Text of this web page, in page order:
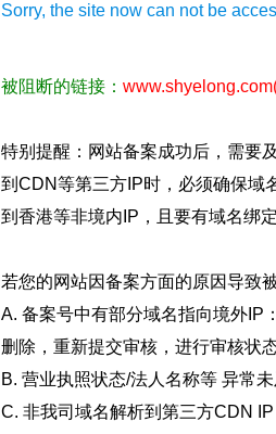
Sorry, the site now can not be
被阻断的链接： www.shyelong.com
特别提醒：网站备案成功后，需要
到CDN等第三方IP时，必须确保域
到香港等非境内IP，且要有域名绑
若您的网站因备案方面的原因导致
A. 备案号中有部分域名指向境外IP
删除，重新提交审核，进行审核状
B. 营业执照状态/法人名称等 异常
C. 非我司域名解析到第三方CDN